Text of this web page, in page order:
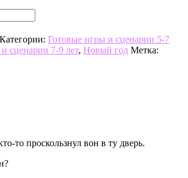
Категории: Готовые игры и сценарии 5-7
сценарии 7-9 лет, Новый год Метка:
то проскользнул вон в ту дверь.